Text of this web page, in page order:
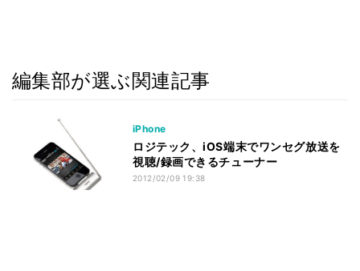
編集部が選ぶ関連記事
iPhone
ロジテック、iOS端末でワンセグ放送を
視聴/録画できるチューナー
2012/02/09 19:38